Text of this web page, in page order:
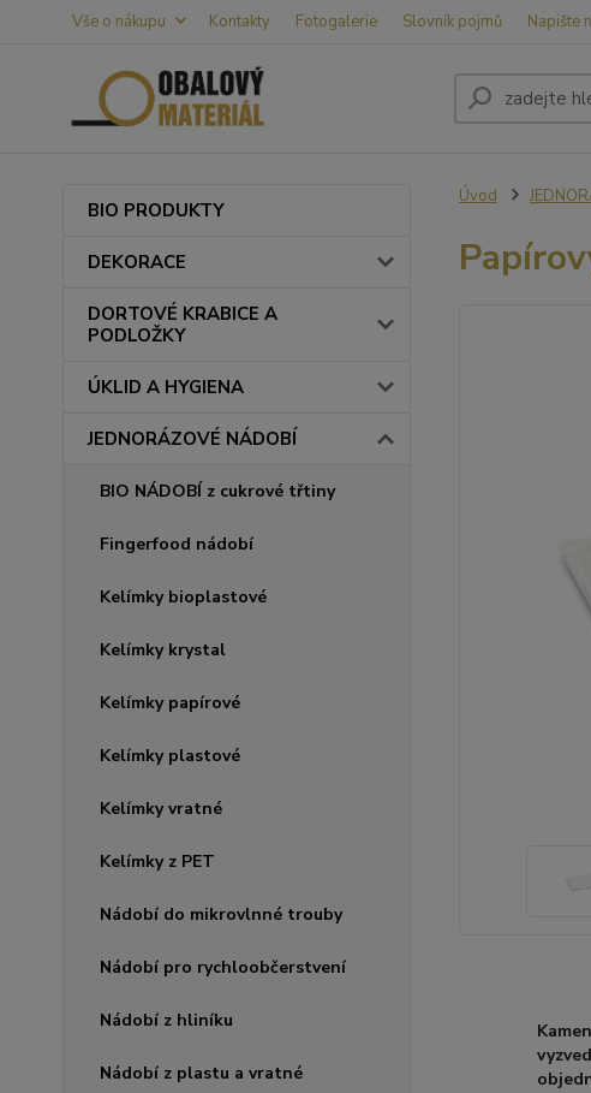
Vše o nákupu Kontakty Fotogalerie Slovník pojmů Napište
BIO PRODUKTY
DEKORACE
DORTOVÉ KRABICE A
PODLOŽKY
ÚKLID A HYGIENA
JEDNORÁZOVÉ NÁDOBÍ
BIO NÁDOBÍ z cukrové třtiny
Fingerfood nádobí
Kelímky bioplastové
Kelímky krystal
Kelímky papírové
Kelímky plastové
Kelímky vratné
Kelímky z PET
Nádobí do mikrovlnné trouby
Nádobí pro rychloobčerstvení
Nádobí z hliníku
Nádobí z plastu a vratné
Úvod